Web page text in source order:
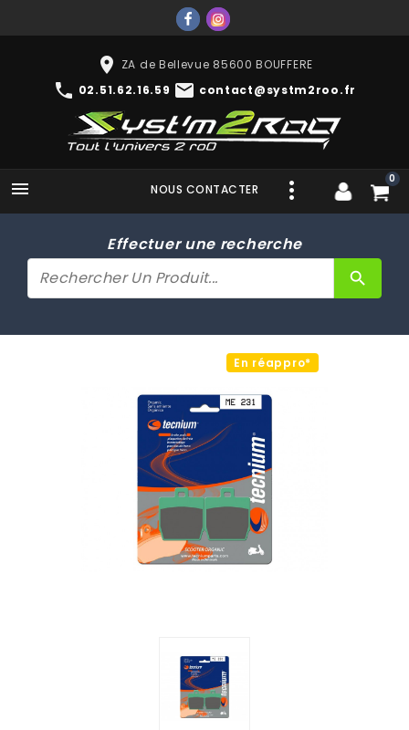
place ZA de Bellevue 85600 BOUFFERE
phone 02.51.62.16.59 mail contact@systm2roo.fr
 0
NOUS CONTACTER
Effectuer une recherche
search
En réappro*